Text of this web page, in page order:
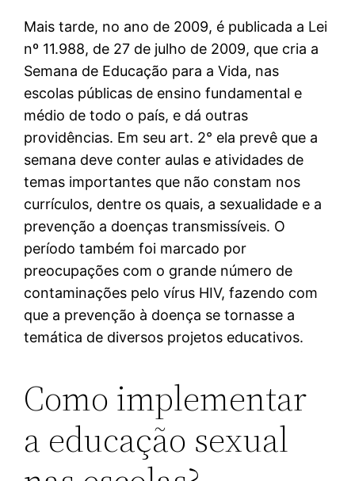
Mais tarde, no ano de 2009, é publicada a Lei
nº 11.988, de 27 de julho de 2009, que cria a
Semana de Educação para a Vida, nas
escolas públicas de ensino fundamental e
médio de todo o país, e dá outras
providências. Em seu art. 2° ela prevê que a
semana deve conter aulas e atividades de
temas importantes que não constam nos
currículos, dentre os quais, a sexualidade e a
prevenção a doenças transmissíveis. O
período também foi marcado por
preocupações com o grande número de
contaminações pelo vírus HIV, fazendo com
que a prevenção à doença se tornasse a
temática de diversos projetos educativos.
Como implementar
a educação sexual